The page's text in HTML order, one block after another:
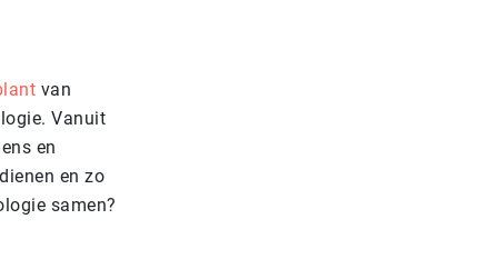
van
Vanuit
en
en zo
samen?